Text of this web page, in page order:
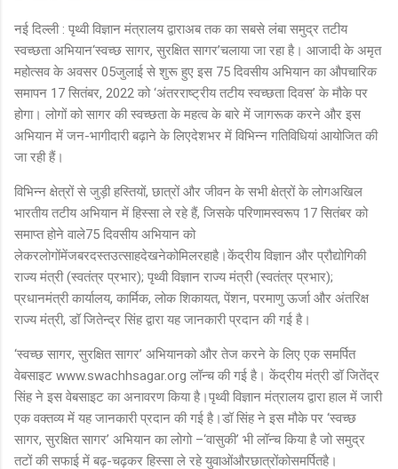
नई दिल्ली : पृथ्वी विज्ञान मंत्रालय द्वाराअब तक का सबसे लंबा समुद्र तटीय
स्वच्छता अभियान‘स्वच्छ सागर, सुरक्षित सागर’चलाया जा रहा है। आजादी के अमृत
महोत्सव के अवसर 05जुलाई से शुरू हुए इस 75 दिवसीय अभियान का औपचारिक
समापन 17 सितंबर, 2022 को‘अंतरराष्ट्रीय तटीय स्वच्छता दिवस’ के मौके पर
होगा। लोगों को सागर की स्वच्छता के महत्व के बारे में जागरूक करने और इस
अभियान में जन-भागीदारी बढ़ाने के लिएदेशभर में विभिन्न गतिविधियां आयोजित की
जा रही हैं।
विभिन्न क्षेत्रों से जुड़ी हस्तियों, छात्रों और जीवन के सभी क्षेत्रों के लोगअखिल
भारतीय तटीय अभियान में हिस्‍सा ले रहे हैं, जिसके परिणामस्‍वरूप 17 सितंबर को
समाप्‍त होने वाले75 दिवसीय अभियान को
लेकरलोगोंमेंजबरदस्तउत्साहदेखनेकोमिलरहाहै।केंद्रीय विज्ञान और प्रौद्योगिकी
राज्य मंत्री (स्वतंत्र प्रभार); पृथ्वी विज्ञान राज्य मंत्री (स्वतंत्र प्रभार);
प्रधानमंत्री कार्यालय, कार्मिक, लोक शिकायत, पेंशन, परमाणु ऊर्जा और अंतरिक्ष
राज्‍य मंत्री, डॉ जितेन्‍द्र सिंह द्वारा यह जानकारी प्रदान की गई है।
‘स्वच्छ सागर, सुरक्षित सागर’ अभियानको और तेज करने के लिए एक समर्पित
वेबसाइट www.swachhsagar.org लॉन्च की गई है। केंद्रीय मंत्री डॉ जितेंद्र
सिंह ने इस वेबसाइट का अनावरण किया है।पृथ्वी विज्ञान मंत्रालय द्वारा हाल में जारी
एक वक्तव्य में यह जानकारी प्रदान की गई है।डॉ सिंह ने इस मौके पर ‘स्वच्छ
सागर, सुरक्षित सागर’ अभियान का लोगो –‘वासुकी’ भी लॉन्च किया है जो समुद्र
तटों की सफाई में बढ़-चढ़कर हिस्सा ले रहे युवाओंऔरछात्रोंकोसमर्पितहै।